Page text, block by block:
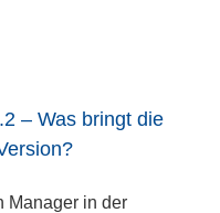
– Was bringt die
Manager in der